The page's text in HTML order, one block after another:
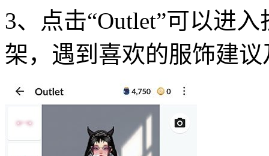
3、点击“Outlet”可以进
架，遇到喜欢的服饰建